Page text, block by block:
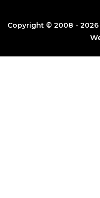
Copyright © 2008 -